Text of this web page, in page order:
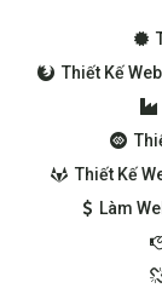
Thiết Kế
Thiết Kế
Làm